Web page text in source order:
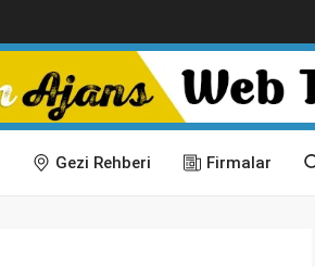
Gezi Rehberi Firmalar